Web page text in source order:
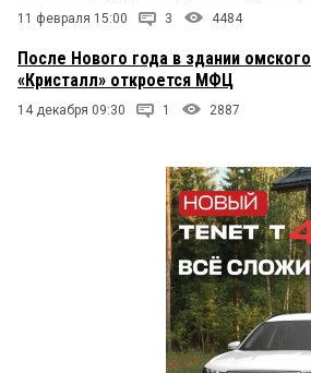
11 февраля 15:00 3 4484
После Нового года в здании
«Кристалл» откроется МФЦ
14 декабря 09:30 1 2887